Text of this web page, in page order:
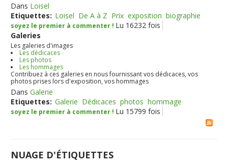
Dans Loisel
Etiquettes: Loisel De A à Z Prix exposition biographie
soyez le premier à commenter ! Lu 16232 fois
Galeries
Les galeries d'images
Les dédicaces
Les photos
Les hommages
Contribuez à ces galeries en nous fournissant vos dédicaces, vos
photos prises lors d'exposition, vos hommages
DansGalerie
Etiquettes: Galerie Dédicaces photos hommage
soyez le premier à commenter ! Lu 15799 fois
NUAGE D'ÉTIQUETTES